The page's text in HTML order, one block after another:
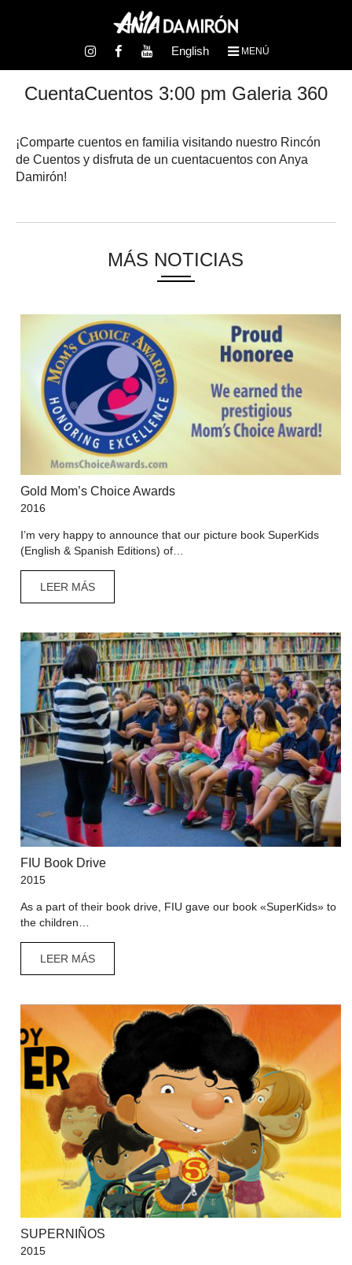
English MENÚ
CuentaCuentos 3:00 pm Galeria 360
¡Comparte cuentos en familia visitando nuestro Rincón
de Cuentos y disfruta de un cuentacuentos con Anya
Damirón!
MÁS NOTICIAS
Gold Mom’s Choice Awards
2016
I’m very happy to announce that our picture book SuperKids
(English & Spanish Editions) of…
LEER MÁS
FIU Book Drive
2015
As a part of their book drive, FIU gave our book «SuperKids» to
the children…
LEER MÁS
SUPERNIÑOS
2015